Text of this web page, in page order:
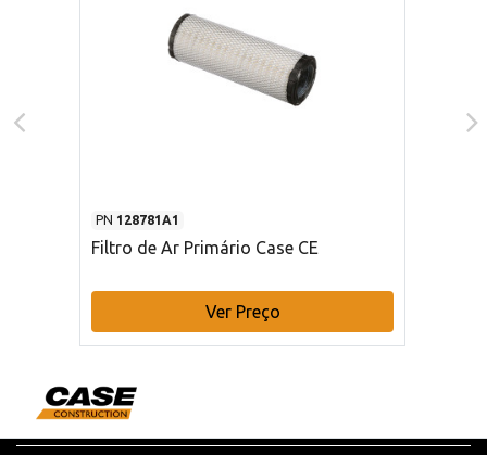
PN 128781A1
Filtro de Ar Primário Case CE
Ver Preço